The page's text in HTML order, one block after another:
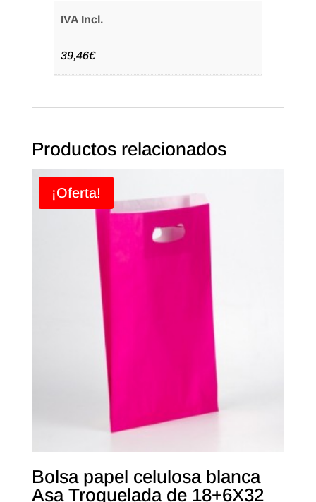
IVA Incl.
39,46€
Productos relacionados
¡Oferta!
Bolsa papel celulosa blanca
Asa Troquelada de 18+6X32